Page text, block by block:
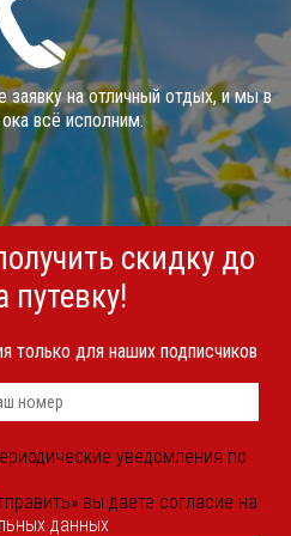
заявку на отличный отдых, и мы в
всё исполним.
скидку до
путевку!
только для наших подписчиков
Телефон
*
уведомления по
вы даете согласие на
данных